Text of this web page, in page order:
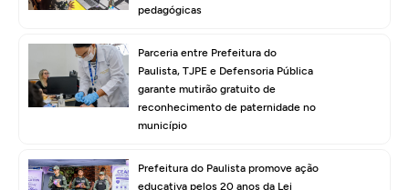
pedagógicas
Parceria entre Prefeitura do
Paulista, TJPE e Defensoria Pública
garante mutirão gratuito de
reconhecimento de paternidade no
município
Prefeitura do Paulista promove ação
educativa pelos 20 anos da Lei